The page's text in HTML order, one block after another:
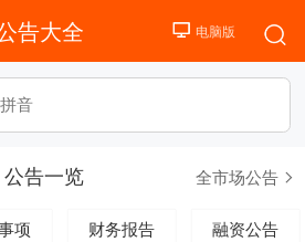
告大全
公告一览 全市场公告
项 财务报告 融资公告